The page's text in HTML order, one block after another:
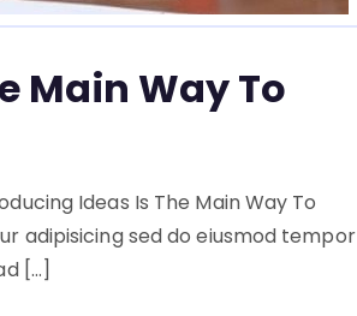
Main Way To
Ideas Is The Main Way To
adipisicing sed do eiusmod tempor
[…]